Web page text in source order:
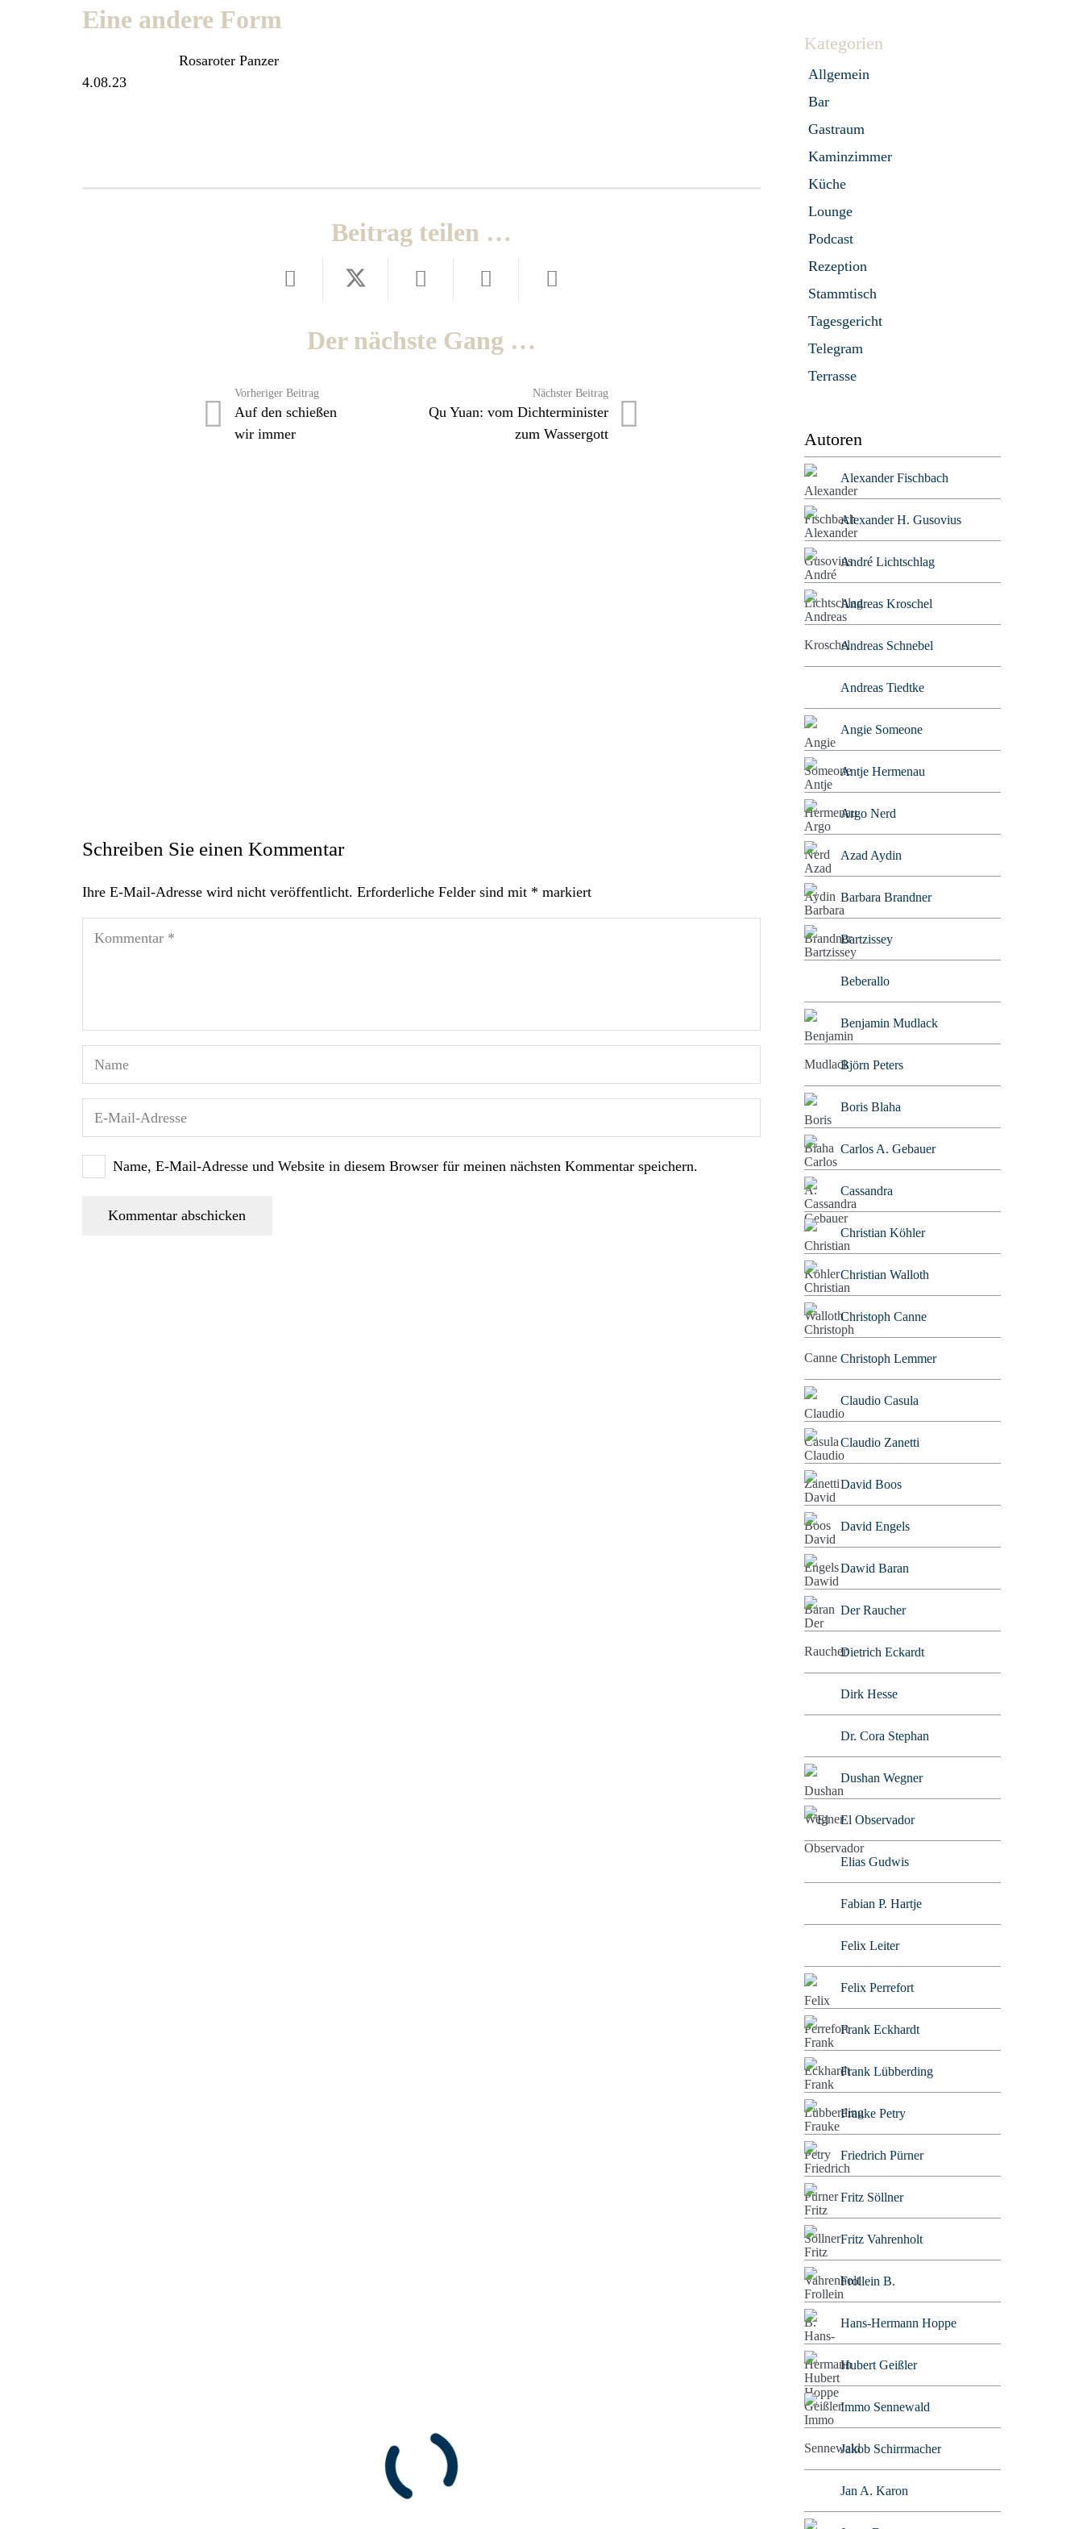
Eine andere Form
Rosaroter Panzer
4.08.23
Beitrag teilen …
Der nächste Gang …
Vorheriger Beitrag
Auf den schießen
wir immer
Nächster Beitrag
Qu Yuan: vom Dichterminister
zum Wassergott
Schreiben Sie einen Kommentar
Ihre E-Mail-Adresse wird nicht veröffentlicht. Erforderliche Felder sind mit * markiert
Name, E-Mail-Adresse und Website in diesem Browser für meinen nächsten Kommentar speichern.
Kommentar abschicken
Kategorien
Allgemein
Bar
Gastraum
Kaminzimmer
Küche
Lounge
Podcast
Rezeption
Stammtisch
Tagesgericht
Telegram
Terrasse
Autoren
Alexander Fischbach
Alexander H. Gusovius
André Lichtschlag
Andreas Kroschel
Andreas Schnebel
Andreas Tiedtke
Angie Someone
Antje Hermenau
Argo Nerd
Azad Aydin
Barbara Brandner
Bartzissey
Beberallo
Benjamin Mudlack
Björn Peters
Boris Blaha
Carlos A. Gebauer
Cassandra
Christian Köhler
Christian Walloth
Christoph Canne
Christoph Lemmer
Claudio Casula
Claudio Zanetti
David Boos
David Engels
Dawid Baran
Der Raucher
Dietrich Eckardt
Dirk Hesse
Dr. Cora Stephan
Dushan Wegner
El Observador
Elias Gudwis
Fabian P. Hartje
Felix Leiter
Felix Perrefort
Frank Eckhardt
Frank Lübberding
Frauke Petry
Friedrich Pürner
Fritz Söllner
Fritz Vahrenholt
Frollein B.
Hans-Hermann Hoppe
Hubert Geißler
Immo Sennewald
Jakob Schirrmacher
Jan A. Karon